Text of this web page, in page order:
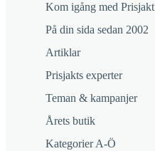
Kom igång med Prisjakt
På din sida sedan 2002
Artiklar
Prisjakts experter
Teman & kampanjer
Årets butik
Kategorier A-Ö